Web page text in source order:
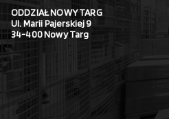
ODDZIAŁ NOWY TARG
Ul. Marii Pajerskiej 9
34-400 Nowy Targ